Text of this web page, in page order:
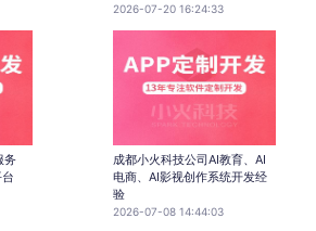
2026-07-20 16:24:33
务
成都小火科技公司AI教育、AI
电商、AI影视创作系统开发经
验
2026-07-08 14:44:03